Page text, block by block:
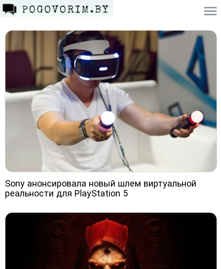
Sony анонсировала новый шлем виртуальной
реальности для PlayStation 5